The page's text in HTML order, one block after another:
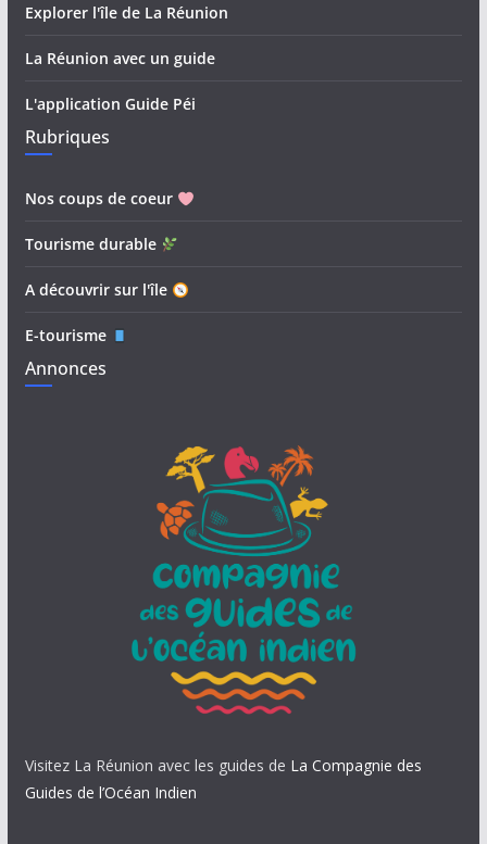
Explorer l'île de La Réunion
La Réunion avec un guide
L'application Guide Péi
Rubriques
Nos coups de coeur
Tourisme durable
A découvrir sur l'île
E-tourisme
Annonces
Visitez La Réunion avec les guides de La Compagnie des
Guides de l’Océan Indien